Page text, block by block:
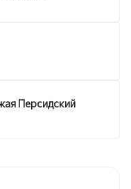
Персидский